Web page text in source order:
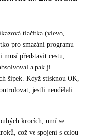
tlačítka (vlevo,
pro smazání programu
představit cestu,
a pak ji
šipek. Když stisknou OK,
jestli neudělali
krocích, umí se
což ve spojení s celou